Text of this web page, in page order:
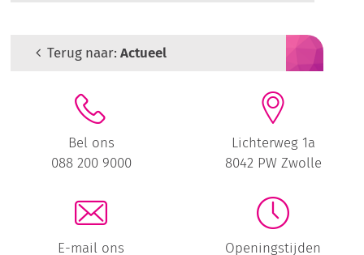
Terug naar:Actueel
Bel ons
088 200 9000
Lichterweg 1a
8042 PW Zwolle
E-mail ons
Openingstijden